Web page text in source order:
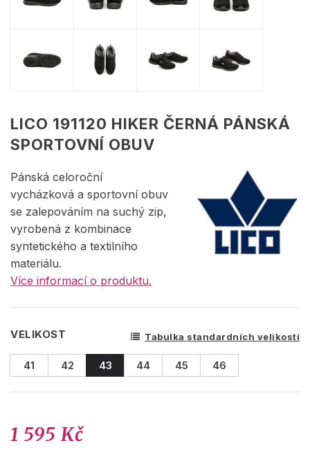
LICO 191120 HIKER ČERNÁ PÁNSKÁ
SPORTOVNÍ OBUV
Pánská celoroční
vycházková a sportovní obuv
se zalepováním na suchý zip,
vyrobená z kombinace
syntetického a textilního
materiálu.
Více informací o produktu.
VELIKOST Tabulka standardních velikostí
41 42 43 44 45 46
1 595 Kč